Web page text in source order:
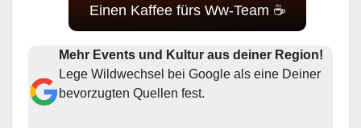
Einen Kaffee fürs Ww-Team ☕
Mehr Events und Kultur aus deiner Region!
Lege Wildwechsel bei Google als eine Deiner
bevorzugten Quellen fest.